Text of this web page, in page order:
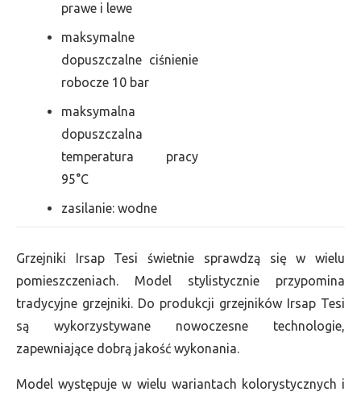
prawe i lewe
maksymalne
dopuszczalne ciśnienie
robocze 10 bar
maksymalna
dopuszczalna
temperatura pracy
95°C
zasilanie: wodne
Grzejniki Irsap Tesi świetnie sprawdzą się w wielu
pomieszczeniach. Model stylistycznie przypomina
tradycyjne grzejniki. Do produkcji grzejników Irsap Tesi
są wykorzystywane nowoczesne technologie,
zapewniające dobrą jakość wykonania.
Model występuje w wielu wariantach kolorystycznych i